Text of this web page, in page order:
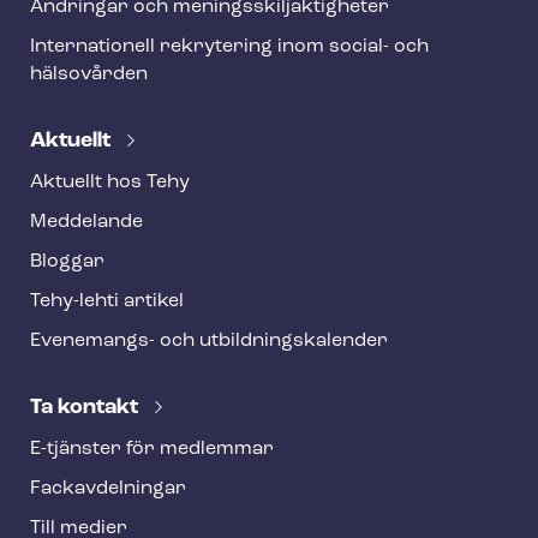
Ändringar och me­nings­skilj­ak­tig­he­ter
Internationell rekrytering inom social- och
hälsovården
Aktuellt
Aktuellt hos Tehy
Meddelande
Bloggar
Tehy-lehti artikel
Evenemangs- och ut­bild­nings­ka­len­der
Ta kontakt
E-tjänster för medlemmar
Fackav­del­ning­ar
Till medier